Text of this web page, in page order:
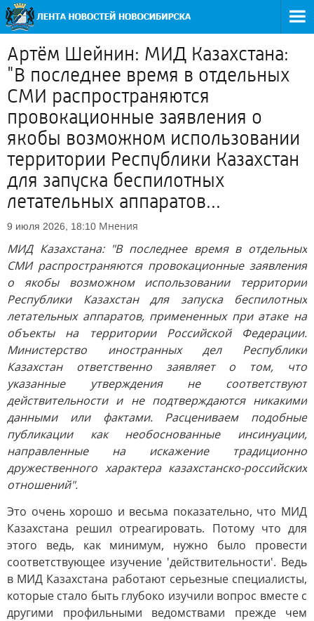
Артём Шейнин: МИД Казахстана:
"В последнее время в отдельных
СМИ распространяются
провокационные заявления о
якобы возможном использовании
территории Республики Казахстан
для запуска беспилотных
летательных аппаратов...
9 июля 2026, 18:10 Мнения
МИД Казахстана: "В последнее время в отдельных
СМИ распространяются провокационные заявления
о якобы возможном использовании территории
Республики Казахстан для запуска беспилотных
летательных аппаратов, примененных при атаке на
объекты на территории Российской Федерации.
Министерство иностранных дел Республики
Казахстан ответственно заявляет о том, что
указанные утверждения не соответствуют
действительности и не подтверждаются никакими
данными или фактами. Рaсцениваем подобные
публикации как необоснованные инсинуации,
нaправленные на искажение традиционно
дружественного характера кaзахстанско-российских
отношений".
Это очень хорошо и весьма показательно, что МИД
Казахстана решил отреагировать. Потому что для
этого ведь, как минимум, нужно было провести
соответствующее изучение 'действительности'. Ведь
в МИД Казахстана работают серьезные специалисты,
которые стало быть глубоко изучили вопрос вместе с
другими профильными ведомствами прежде чем